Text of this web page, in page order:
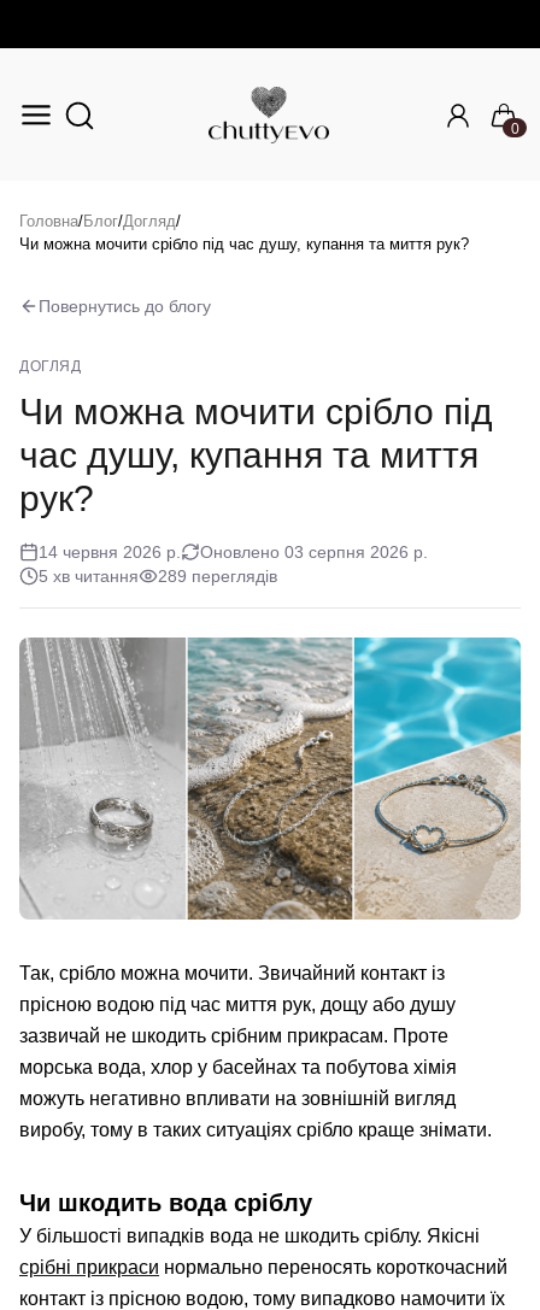
0
Головна/Блог/Догляд/
Чи можна мочити срібло під час душу, купання та миття рук?
Повернутись до блогу
ДОГЛЯД
Чи можна мочити срібло під
час душу, купання та миття
рук?
14 червня 2026 р. Оновлено 03 серпня 2026 р.
5 хв читання
289 переглядів
Так, срібло можна мочити. Звичайний контакт із
прісною водою під час миття рук, дощу або душу
зазвичай не шкодить срібним прикрасам. Проте
морська вода, хлор у басейнах та побутова хімія
можуть негативно впливати на зовнішній вигляд
виробу, тому в таких ситуаціях срібло краще знімати.
Чи шкодить вода сріблу
У більшості випадків вода не шкодить сріблу. Якісні
срібні прикраси нормально переносять короткочасний
контакт із прісною водою, тому випадково намочити їх